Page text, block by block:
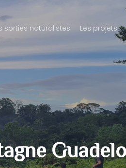
sorties naturalistes Les projets